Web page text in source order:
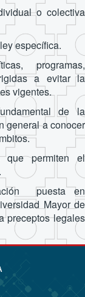
o colectiva
específica.
programas,
a evitar la
vigentes.
de la
general a conocer
que permiten el
puesta en
Mayor de
preceptos legales